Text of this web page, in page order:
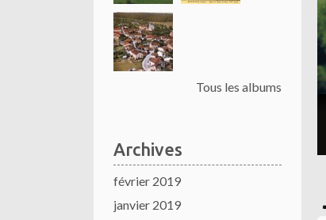
Tous les albums
Archives
février 2019
janvier 2019